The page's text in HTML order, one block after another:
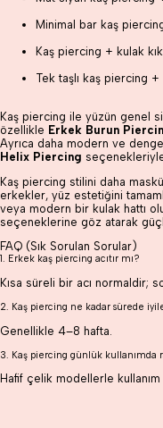
Minimal bar kaş
Kaş piercing + kulak
Tek taşlı kaş piercing
Kaş piercing ile yüzün genel
özellikle Erkek Burun
Ayrıca daha modern ve
Helix Piercing
Kaş piercing stilini daha
erkekler, yüz estetiğini
veya modern bir kulak hattı
seçeneklerine göz atarak
FAQ (Sık Sorulan Sorular)
1. Erkek kaş piercing acıtır mı?
Kısa süreli bir acı normaldir;
2. Kaş piercing ne kadar sürede
Genellikle 4–8 hafta.
3. Kaş piercing günlük kullanımda
Hafif çelik modellerle